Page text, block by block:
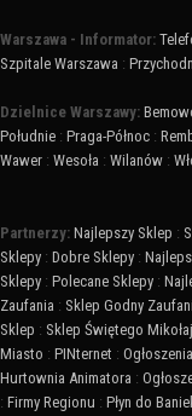
Warszawa - Informator:
Szpitale Warszawa :
Dzielnice Warszawy:
Południe : Praga-Północ :
Wawer : Wesoła : Wilanów :
Partnerzy: Najlepszy Sklep :
Sklepy : Dobre Sklepy :
Sklepy : Polecane Sklepy :
Zaufania : Sklep Godny
Sklep : Sklep Świętego
Miasto : PINternet : Ogłoszenia
Hurtownia Animatora :
: Firmy Regionu : Płyn do